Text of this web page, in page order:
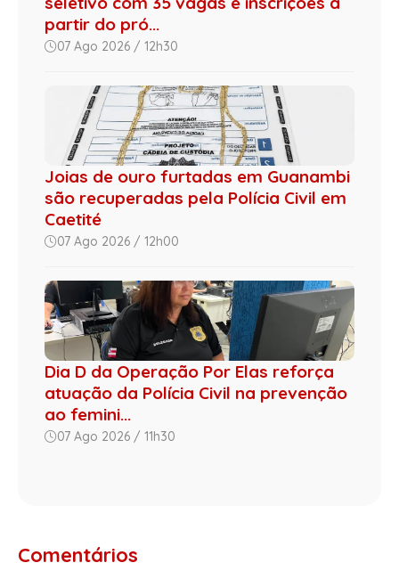
partir do pró...
07 Ago 2026 / 12h30
Joias de ouro furtadas em Guanambi
são recuperadas pela Polícia Civil em
Caetité
07 Ago 2026 / 12h00
Dia D da Operação Por Elas reforça
atuação da Polícia Civil na prevenção
ao femini...
07 Ago 2026 / 11h30
Comentários